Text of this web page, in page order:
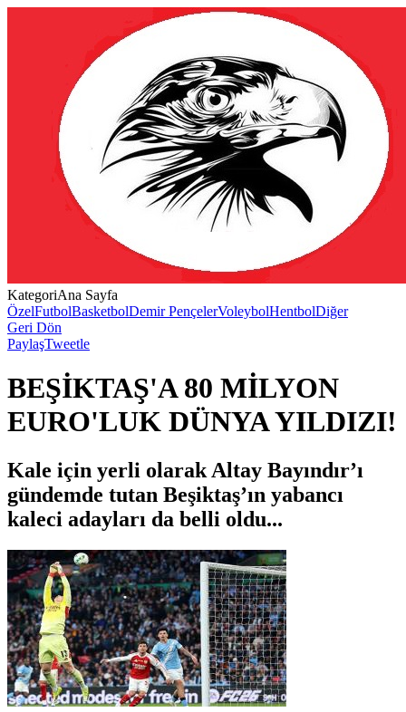
KategoriAna Sayfa
ÖzelFutbolBasketbolDemir PençelerVoleybolHentbolDiğer
Geri Dön
PaylaşTweetle
BEŞİKTAŞ'A 80 MİLYON
EURO'LUK DÜNYA YILDIZI!
Kale için yerli olarak Altay Bayındır’ı
gündemde tutan Beşiktaş’ın yabancı
kaleci adayları da belli oldu...